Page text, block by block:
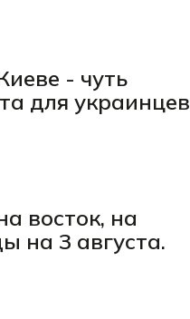
- чуть
для украинцев
восток, на
на 3 августа.